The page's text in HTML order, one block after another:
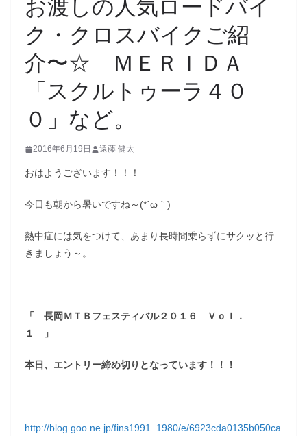
お渡しの人気ロードバイ
ク・クロスバイクご紹
介〜☆ ＭＥＲＩＤＡ
「スクルトゥーラ４０
０」など。
2016年6月19日 遠藤 健太
おはようございます！！！
今日も朝から暑いですね～(*´ω｀)
熱中症には気をつけて、あまり長時間乗らずにサクッと行
きましょう～。
「 長岡ＭＴＢフェスティバル２０１６ Ｖｏｌ．
１ 」
本日、エントリー締め切りとなっています！！！
http://blog.goo.ne.jp/fins1991_1980/e/6923cda0135b050ca